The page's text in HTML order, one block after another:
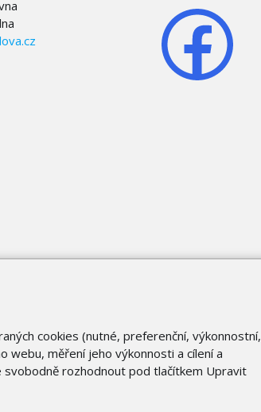
cookies (nutné, preferenční, výkonnostní,
webu, měření jeho výkonnosti a cílení a
svobodně rozhodnout pod tlačítkem Upravit